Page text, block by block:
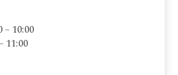
10:00
11:00